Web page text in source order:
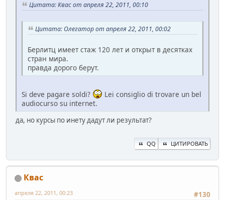
Цитата: Квас от апреля 22, 2011, 00:10
Цитата: Олегатор от апреля 22, 2011, 00:02
Берлитц имеет стаж 120 лет и открыт в десятках
стран мира.
правда дорого берут.
Si deve pagare soldi?
Lei consiglio di trovare un bel
audiocurso su internet.
да, но курсы по инету дадут ли результат?
QQ ЦИТИРОВАТЬ
Квас
#130
апреля 22, 2011, 00:23